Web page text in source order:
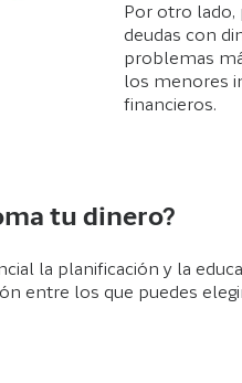
Por otro lado,
deudas con
problemas
los menores
financieros.
tu dinero?
la planificación y la
entre los que puedes